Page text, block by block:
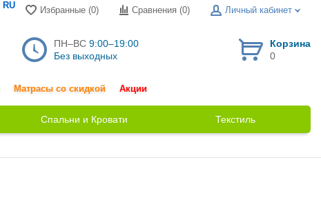
RU Избранные (0) Сравнения (0) Личный кабинет
ПН–ВС 9:00–19:00
Без выходных
Корзина
0
Матрасы со скидкой Акции
Спальни и Кровати Текстиль